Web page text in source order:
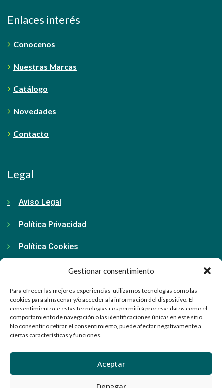
Gestionar consentimiento
Para ofrecer las mejores experiencias, utilizamos tecnologías como las
cookies para almacenar y/o acceder a la información del dispositivo. El
consentimiento de estas tecnologías nos permitirá procesar datos como el
comportamiento de navegación o las identificaciones únicas en este sitio.
No consentir o retirar el consentimiento, puede afectar negativamente a
ciertas características y funciones.
Aceptar
Denegar
Enlaces interés
Conocenos
Nuestras Marcas
Catálogo
Novedades
Contacto
Legal
Aviso Legal
Política Privacidad
Política Cookies
Contacto
91 798 71 15
info@ellabrador.es